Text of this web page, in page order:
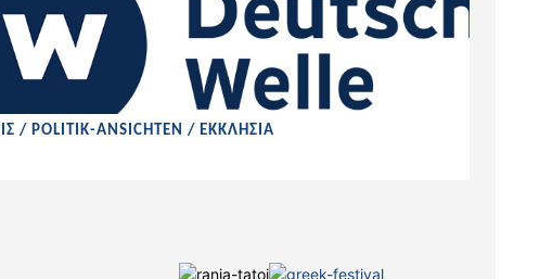
/ POLITIK-ANSICHTEN / ΕΚΚΛΗΣΙΑ